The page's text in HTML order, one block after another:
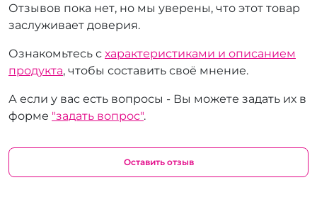
Отзывов пока нет, но мы уверены, что этот товар
заслуживает доверия.
Ознакомьтесь с характеристиками и описанием
продукта, чтобы составить своё мнение.
А если у вас есть вопросы - Вы можете задать их в
форме "задать вопрос".
Оставить отзыв